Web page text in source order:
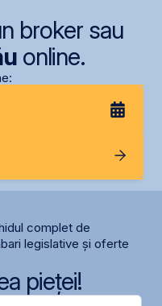
broker sau
online.
complet de
legislative și oferte
pieței!